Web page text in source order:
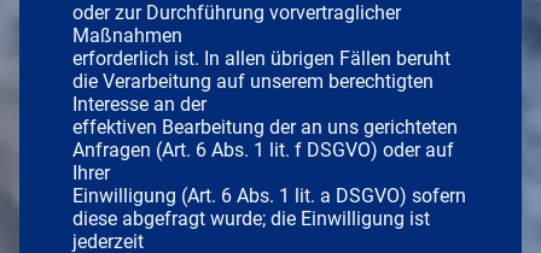
oder zur Durchführung vorvertraglicher
Maßnahmen
erforderlich ist. In allen übrigen Fällen beruht
die Verarbeitung auf unserem berechtigten
Interesse an der
effektiven Bearbeitung der an uns gerichteten
Anfragen (Art. 6 Abs. 1 lit. f DSGVO) oder auf
Ihrer
Einwilligung (Art. 6 Abs. 1 lit. a DSGVO) sofern
diese abgefragt wurde; die Einwilligung ist
jederzeit